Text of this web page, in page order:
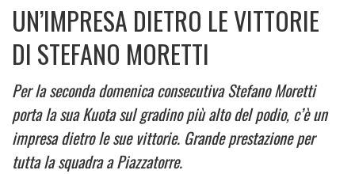
UN’IMPRESA DIETRO LE VITTORIE
DI STEFANO MORETTI
Per la seconda domenica consecutiva Stefano Moretti
porta la sua Kuota sul gradino più alto del podio, c’è un
impresa dietro le sue vittorie. Grande prestazione per
tutta la squadra a Piazzatorre.